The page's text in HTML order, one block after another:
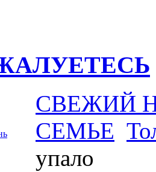
СВЕЖИЙ
СЕМЬЕ
упало